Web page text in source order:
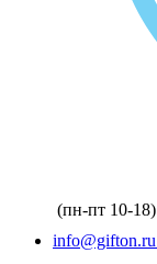
(пн-пт 10-18)
info@gifton.ru